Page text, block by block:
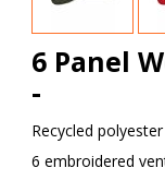
6 Panel
-
Recycled polyester
6 embroidered